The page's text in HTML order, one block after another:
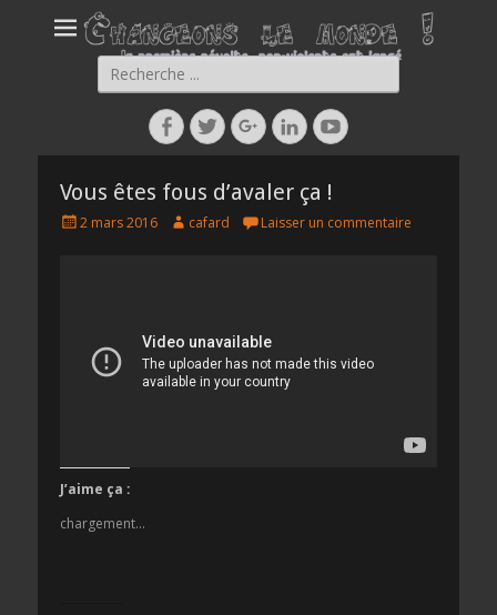
Rechercher :
Facebook
TwitterGoogleplus
LinkedinYouTube
Vous êtes fous d’avaler ça !
Posted2 mars 2016 Authorcafard Laisser un commentaire
J’aime ça :
chargement…